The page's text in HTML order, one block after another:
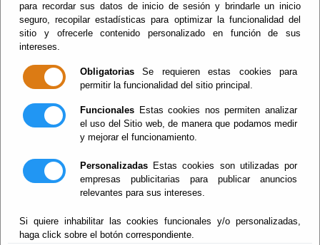
para recordar sus datos de inicio de sesión y brindarle un inicio
seguro, recopilar estadísticas para optimizar la funcionalidad del
sitio y ofrecerle contenido personalizado en función de sus
intereses.
Obligatorias Se requieren estas cookies para
permitir la funcionalidad del sitio principal.
Funcionales Estas cookies nos permiten analizar
el uso del Sitio web, de manera que podamos medir
y mejorar el funcionamiento.
Personalizadas Estas cookies son utilizadas por
empresas publicitarias para publicar anuncios
relevantes para sus intereses.
Si quiere inhabilitar las cookies funcionales y/o personalizadas,
haga click sobre el botón correspondiente.
ACCESO
INFORMACIÓN
OFERTA DE
EMPLEO PÚBLICO
Escuchar
Información sobre Ofertas de
Empleo Público, tanto de en
curso como en histórico: